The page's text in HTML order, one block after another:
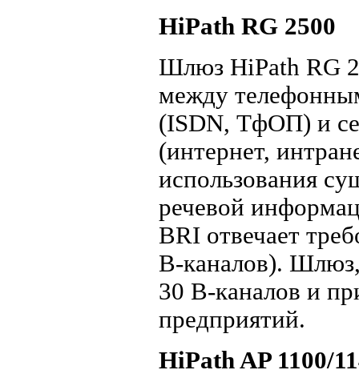
HiPath RG 2500
Шлюз HiPath RG
между
(ISDN, ТфОП) и
(интернет,
использования
речевой
BRI отвечает
В-каналов).
30 В-каналов и
предприятий.
HiPath AP 1100/